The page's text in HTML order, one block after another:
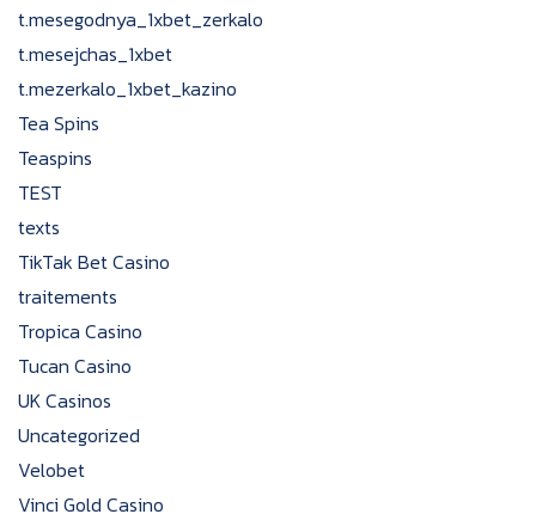
t.mesegodnya_1xbet_zerkalo
t.mesejchas_1xbet
t.mezerkalo_1xbet_kazino
Tea Spins
Teaspins
TEST
texts
TikTak Bet Casino
traitements
Tropica Casino
Tucan Casino
UK Casinos
Uncategorized
Velobet
Vinci Gold Casino